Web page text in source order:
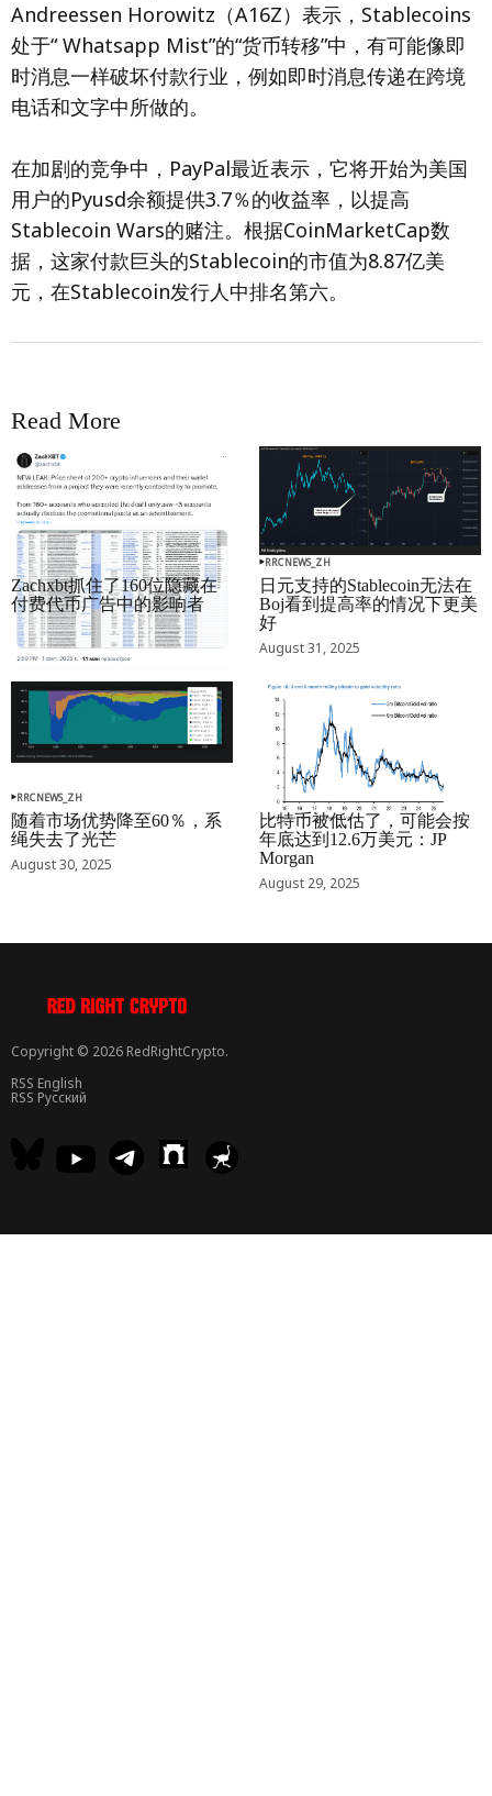
Andreessen Horowitz（A16Z）表示，Stablecoins
处于“ Whatsapp Mist”的“货币转移”中，有可能像即
时消息一样破坏付款行业，例如即时消息传递在跨境
电话和文字中所做的。
在加剧的竞争中，PayPal最近表示，它将开始为美国
用户的Pyusd余额提供3.7％的收益率，以提高
Stablecoin Wars的赌注。根据CoinMarketCap数
据，这家付款巨头的Stablecoin的市值为8.87亿美
元，在Stablecoin发行人中排名第六。
Read More
RRCNEWS_ZH
Zachxbt抓住了160位隐藏在
付费代币广告中的影响者
September 01, 2025
RRCNEWS_ZH
日元支持的Stablecoin无法在
Boj看到提高率的情况下更美
好
August 31, 2025
RRCNEWS_ZH
随着市场优势降至60％，系
绳失去了光芒
August 30, 2025
RRCNEWS_ZH
比特币被低估了，可能会按
年底达到12.6万美元：JP
Morgan
August 29, 2025
Copyright © 2026 RedRightCrypto.
RSS English
RSS Русский